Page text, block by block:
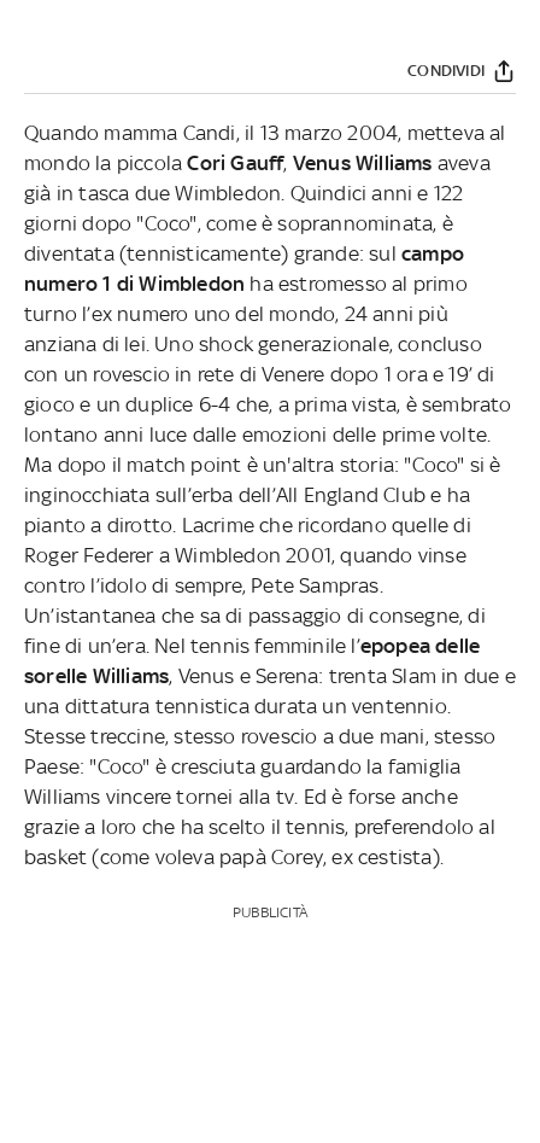
CONDIVIDI
Quando mamma Candi, il 13 marzo 2004, metteva al
mondo la piccolaCori Gauff, Venus Williams aveva
già in tasca due Wimbledon. Quindici anni e 122
giorni dopo "Coco", come è soprannominata, è
diventata (tennisticamente) grande: sul campo
numero 1 di Wimbledon ha estromesso al primo
turno l’ex numero uno del mondo, 24 anni più
anziana di lei. Uno shock generazionale, concluso
con un rovescio in rete di Venere dopo 1 ora e 19’ di
gioco e un duplice 6-4 che, a prima vista, è sembrato
lontano anni luce dalle emozioni delle prime volte.
Ma dopo il match point è un'altra storia: "Coco" si è
inginocchiata sull’erba dell’All England Club e ha
pianto a dirotto. Lacrime che ricordano quelle di
Roger Federer a Wimbledon 2001, quando vinse
contro l’idolo di sempre, Pete Sampras.
Un’istantanea che sa di passaggio di consegne, di
fine di un’era. Nel tennis femminile l’epopea delle
sorelle Williams, Venus e Serena: trenta Slam in due e
una dittatura tennistica durata un ventennio.
Stesse treccine, stesso rovescio a due mani, stesso
Paese: "Coco" è cresciuta guardando la famiglia
Williams vincere tornei alla tv. Ed è forse anche
grazie a loro che ha scelto il tennis, preferendolo al
basket (come voleva papà Corey, ex cestista).
PUBBLICITÀ